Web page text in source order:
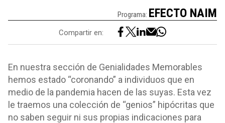
Programa: EFECTO NAIM
Compartir en:
En nuestra sección de Genialidades Memorables
hemos estado “coronando” a individuos que en
medio de la pandemia hacen de las suyas. Esta vez
le traemos una colección de “genios” hipócritas que
no saben seguir ni sus propias indicaciones para